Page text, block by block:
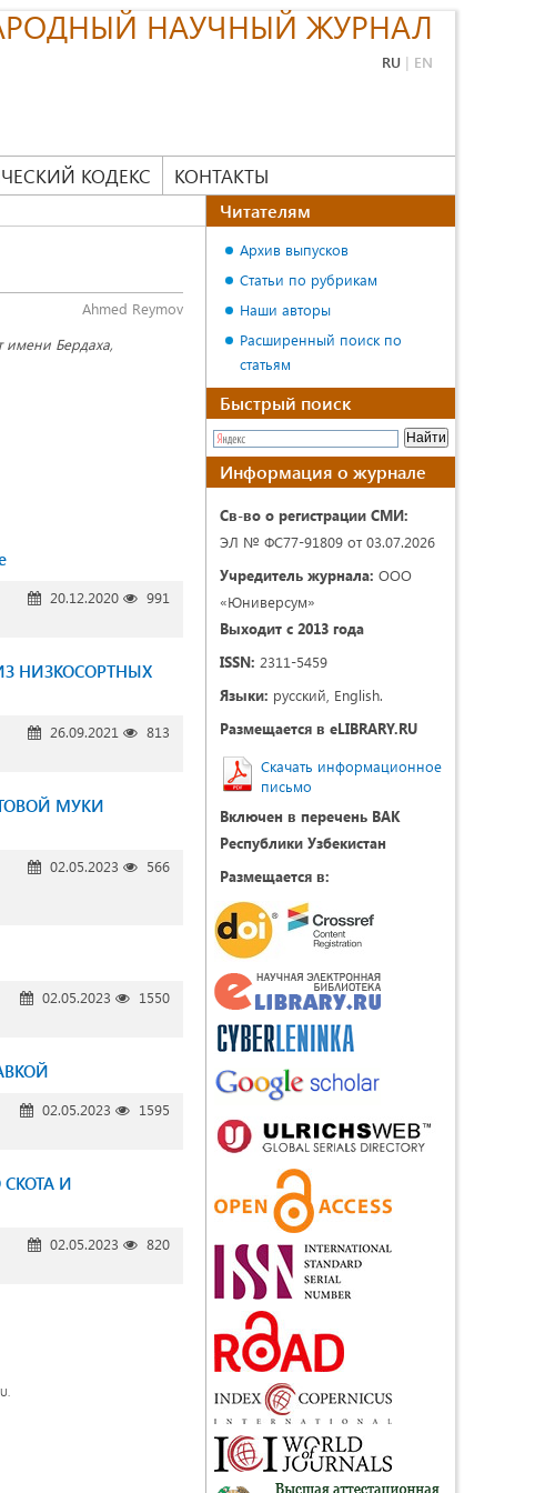
НАУЧНЫЙ ЖУРНАЛ
RU | EN
КОДЕКС КОНТАКТЫ
Ahmed Reymov
имени Бердаха,
20.12.2020
991
НИЗКОСОРТНЫХ
26.09.2021
813
МУКИ
02.05.2023 566
02.05.2023
1550
02.05.2023
1595
И
02.05.2023
820
Читателям
Архив выпусков
Статьи по рубрикам
Наши авторы
Расширенный поиск по
статьям
Быстрый поиск
Информация о журнале
Св-во о регистрации СМИ:
ЭЛ № ФС77-91809 от 03.07.2026
Учредитель журнала: ООО
«Юниверсум»
Выходит с 2013 года
ISSN: 2311-5459
Языки: русский, English.
Размещается в eLIBRARY.RU
Скачать информационное
письмо
Включен в перечень ВАК
Республики Узбекистан
Размещается в: